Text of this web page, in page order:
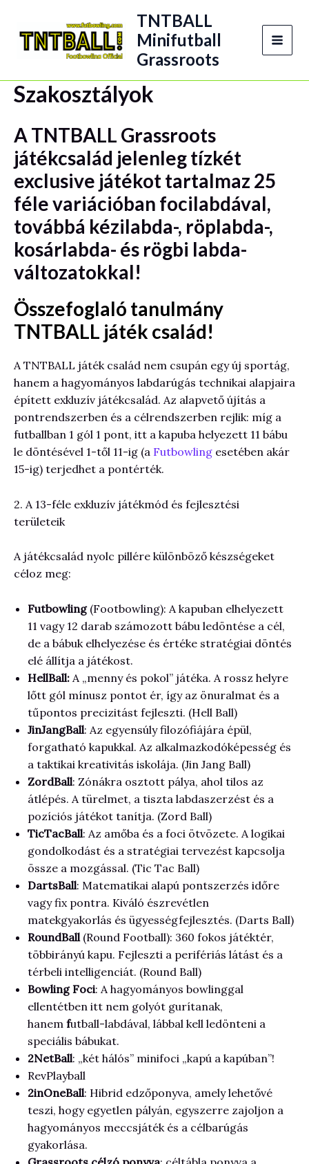
content
TNTBALL
Minifutball
Grassroots
Szakosztályok
A TNTBALL Grassroots
játékcsalád jelenlegtízkét
exclusive játékot tartalmaz 25
féle variációban focilabdával,
továbbá kézilabda-, röplabda-,
kosárlabda- és rögbi labda-
változatokkal!
Összefoglaló tanulmány
TNTBALL játék család!
A TNTBALL játék család nem csupán egy új sportág,
hanem a hagyományos labdarúgás technikai alapjaira
épített exkluzív játékcsalád. Az alapvető újítás a
pontrendszerben és a célrendszerben rejlik: míg a
futballban 1 gól 1 pont, itt a kapuba helyezett 11 bábu
le döntésével 1-től 11-ig (a Futbowling esetében akár
15-ig) terjedhet a pontérték.
2. A 13-féle exkluzív játékmód és fejlesztési
területeik
A játékcsalád nyolc pillére különböző készségeket
céloz meg:
Futbowling(Footbowling): A kapuban elhelyezett
11 vagy 12 darab számozott bábu ledöntése a cél,
de a bábuk elhelyezése és értéke stratégiai döntés
elé állítja a játékost.
HellBall: A „menny és pokol” játéka. A rossz helyre
lőtt gól mínusz pontot ér, így az önuralmat és a
tűpontos precizitást fejleszti. (Hell Ball)
JinJangBall: Az egyensúly filozófiájára épül,
forgatható kapukkal. Az alkalmazkodóképesség és
a taktikai kreativitás iskolája. (Jin Jang Ball)
ZordBall: Zónákra osztott pálya, ahol tilos az
átlépés. A türelmet, a tiszta labdaszerzést és a
pozíciós játékot tanítja. (Zord Ball)
TicTacBall: Az amőba és a foci ötvözete. A logikai
gondolkodást és a stratégiai tervezést kapcsolja
össze a mozgással. (Tic Tac Ball)
DartsBall: Matematikai alapú pontszerzés időre
vagy fix pontra. Kiváló észrevétlen
matekgyakorlás és ügyességfejlesztés. (Darts Ball)
RoundBall (Round Football): 360 fokos játéktér,
többirányú kapu. Fejleszti a perifériás látást és a
térbeli intelligenciát. (Round Ball)
Bowling Foci: A hagyományos bowlinggal
ellentétben itt nem golyót gurítanak,
hanem futball-labdával, lábbal kell ledönteni a
speciális bábukat.
2NetBall: „két hálós” minifoci „kapú a kapúban”!
RevPlayball
2inOneBall: Hibrid edzőponyva, amely lehetővé
teszi, hogy egyetlen pályán, egyszerre zajoljon a
hagyományos meccsjáték és a célbarúgás
gyakorlása.